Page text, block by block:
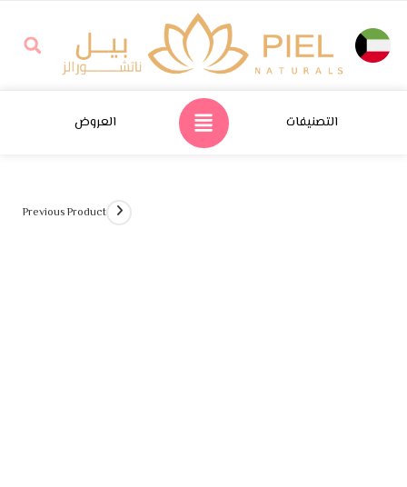
التصنيفات العروض
Previous Product